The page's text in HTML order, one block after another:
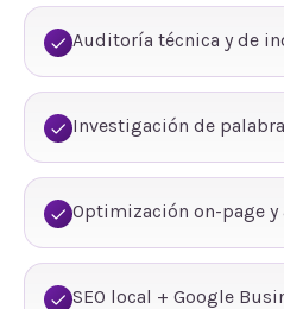
Auditoría técnica y de
Investigación de
Optimización on-page
SEO local + Google